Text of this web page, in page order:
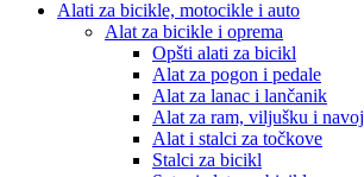
Alati za bicikle, motocikle i auto
Alat za bicikle i oprema
Opšti alati za bicikl
Alat za pogon i pedale
Alat za lanac i lančanik
Alat za ram, viljušku i navoj
Alat i stalci za točkove
Stalci za bicikl